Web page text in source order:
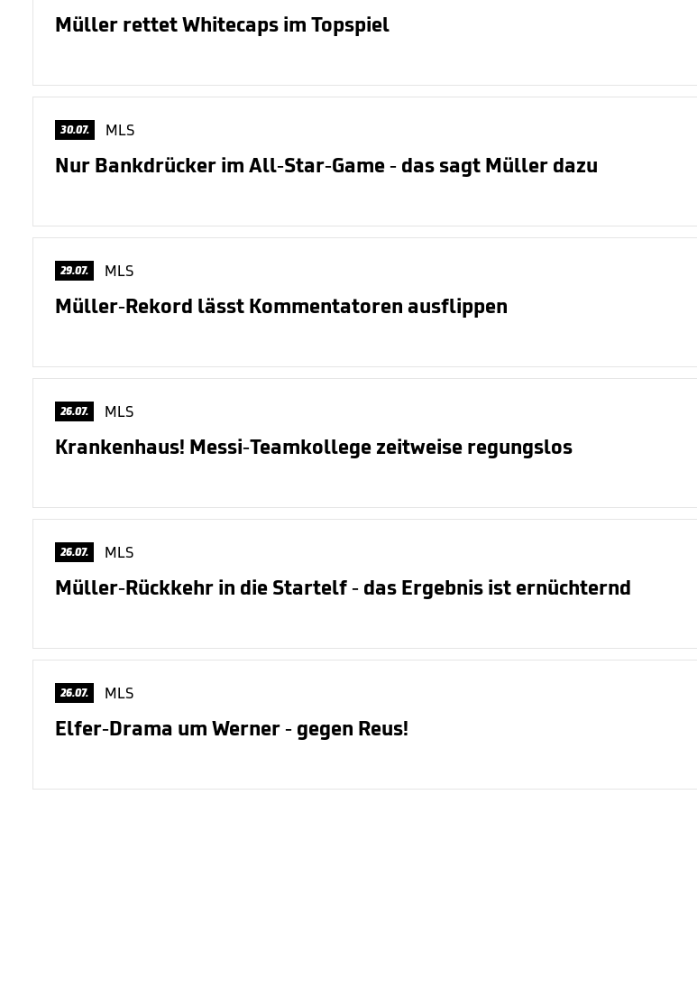
Müller rettet Whitecaps im Topspiel
30.07. MLS
Nur Bankdrücker im All-Star-Game - das sagt Müller dazu
29.07. MLS
Müller-Rekord lässt Kommentatoren ausflippen
26.07. MLS
Krankenhaus! Messi-Teamkollege zeitweise regungslos
26.07. MLS
Müller-Rückkehr in die Startelf - das Ergebnis ist ernüchternd
26.07. MLS
Elfer-Drama um Werner - gegen Reus!